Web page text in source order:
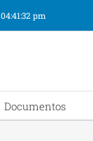
04:41:32 pm
Documentos